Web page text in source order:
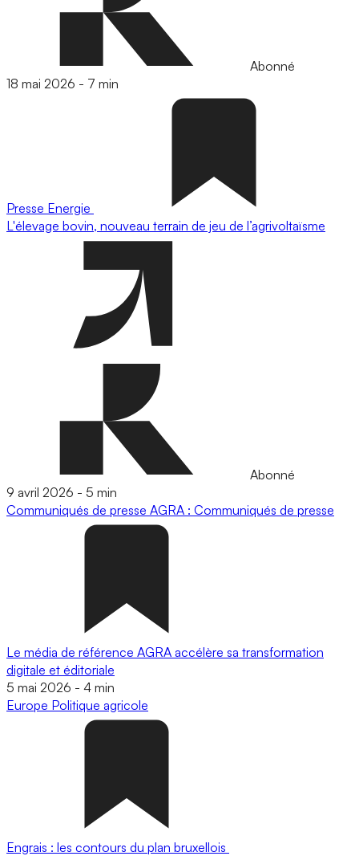
Abonné
18 mai 2026 - 7 min
Presse Energie
L'élevage bovin, nouveau terrain de jeu de l’agrivoltaïsme
Abonné
9 avril 2026 - 5 min
Communiqués de presse AGRA : Communiqués de presse
Le média de référence AGRA accélère sa transformation
digitale et éditoriale
5 mai 2026 - 4 min
Europe Politique agricole
Engrais : les contours du plan bruxellois